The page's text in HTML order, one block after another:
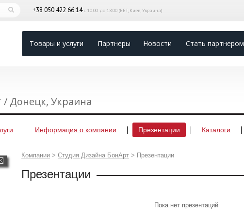
+38 050 422 66 14с 10.00 до 18.00 (EET, Киев, Украина)
Товары и услуги Партнеры Новости Стать партнером
/ Донецк, Украина
Информация о компании Презентации Каталоги
Компании > Студия Дизайна БонАрт > Презентации
Презентации
Пока нет презентаций